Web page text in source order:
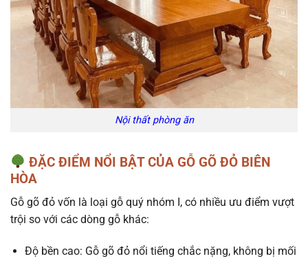
Nội thất phòng ăn
ĐẶC ĐIỂM NỔI BẬT CỦA GỖ GÕ ĐỎ BIÊN
HÒA
Gỗ gõ đỏ vốn là loại gỗ quý nhóm I, có nhiều ưu điểm vượt
trội so với các dòng gỗ khác:
Độ bền cao: Gỗ gõ đỏ nổi tiếng chắc nặng, không bị mối